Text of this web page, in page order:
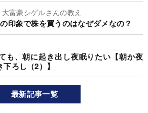
富豪シゲルさんの教え
印象で株を買うのはなぜダメなの？
も、朝に起き出し夜眠りたい【朝か夜
ろし（2）】
最新記事一覧